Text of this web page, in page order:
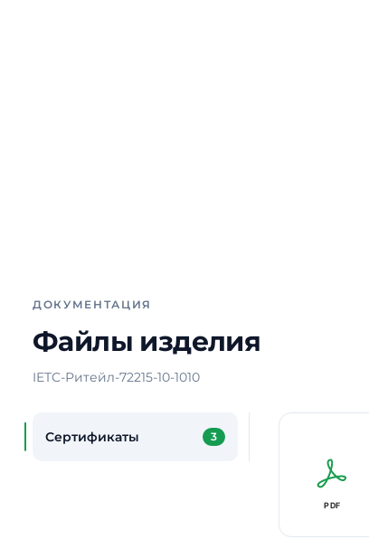
ДОКУМЕНТАЦИЯ
Файлы изделия
IETC-Ритейл-72215-10-1010
Сертификаты 3